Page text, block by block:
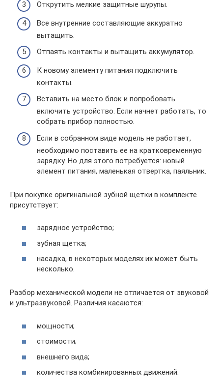
Открутить мелкие защитные шурупы.
Все внутренние составляющие аккуратно
вытащить.
Отпаять контакты и вытащить аккумулятор.
К новому элементу питания подключить
контакты.
Вставить на место блок и попробовать
включить устройство. Если начнет работать, то
собрать прибор полностью.
Если в собранном виде модель не работает,
необходимо поставить ее на кратковременную
зарядку. Но для этого потребуется: новый
элемент питания, маленькая отвертка, паяльник.
При покупке оригинальной зубной щетки в комплекте
присутствует:
зарядное устройство;
зубная щетка;
насадка, в некоторых моделях их может быть
несколько.
Разбор механической модели не отличается от звуковой
и ультразвуковой. Различия касаются:
мощности;
стоимости;
внешнего вида;
количества комбинированных движений.